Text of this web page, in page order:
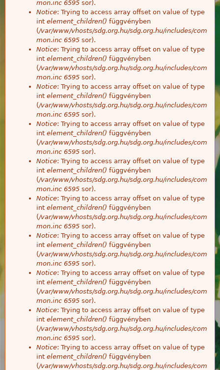
mon.inc 6595 sor).
Notice: Trying to access array offset on value of type
int element_children() függvényben
(/var/www/vhosts/sdg.org.hu/sdg.org.hu/includes/com
mon.inc 6595 sor).
Notice: Trying to access array offset on value of type
int element_children() függvényben
(/var/www/vhosts/sdg.org.hu/sdg.org.hu/includes/com
mon.inc 6595 sor).
Notice: Trying to access array offset on value of type
int element_children() függvényben
(/var/www/vhosts/sdg.org.hu/sdg.org.hu/includes/com
mon.inc 6595 sor).
Notice: Trying to access array offset on value of type
int element_children() függvényben
(/var/www/vhosts/sdg.org.hu/sdg.org.hu/includes/com
mon.inc 6595 sor).
Notice: Trying to access array offset on value of type
int element_children() függvényben
(/var/www/vhosts/sdg.org.hu/sdg.org.hu/includes/com
mon.inc 6595 sor).
Notice: Trying to access array offset on value of type
int element_children() függvényben
(/var/www/vhosts/sdg.org.hu/sdg.org.hu/includes/com
mon.inc 6595 sor).
Notice: Trying to access array offset on value of type
int element_children() függvényben
(/var/www/vhosts/sdg.org.hu/sdg.org.hu/includes/com
mon.inc 6595 sor).
Notice: Trying to access array offset on value of type
int element_children() függvényben
(/var/www/vhosts/sdg.org.hu/sdg.org.hu/includes/com
mon.inc 6595 sor).
Notice: Trying to access array offset on value of type
int element_children() függvényben
(/var/www/vhosts/sdg.org.hu/sdg.org.hu/includes/com
mon.inc 6595 sor).
Notice: Trying to access array offset on value of type
int element_children() függvényben
(/var/www/vhosts/sdg.org.hu/sdg.org.hu/includes/com